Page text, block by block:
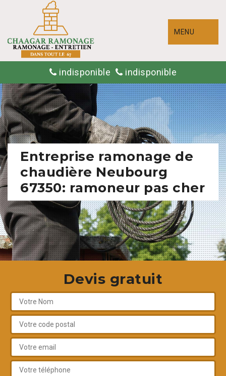
MENU
indisponible indisponible
Entreprise ramonage de
chaudière Neubourg
67350: ramoneur pas cher
Devis gratuit